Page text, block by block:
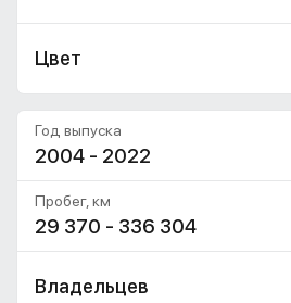
Цвет
2004 - 2022
Год выпуска
29 370 - 336 304
Пробег, км
Владельцев